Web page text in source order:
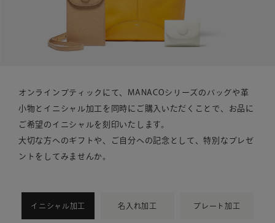
オンラインブティックにて、MANACOシリーズのバッグや革
小物とイニシャル加工を同時にご購入いただくことで、
お品に
ご希望のイニシャルを刻印いたします。
大切な方へのギフトや、ご自分への記念として、特別なプレゼ
ントをしてみませんか。
イニシャル加工 名入れ加工 プレート加工